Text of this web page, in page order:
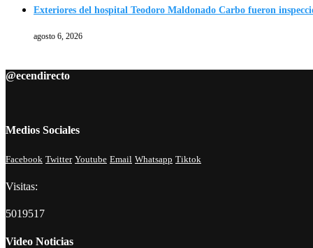
Exteriores del hospital Teodoro Maldonado Carbo fueron
agosto 6, 2026
@ecendirecto
Medios Sociales
Facebook Twitter Youtube Email Whatsapp Tiktok
Visitas:
5019517
Video Noticias